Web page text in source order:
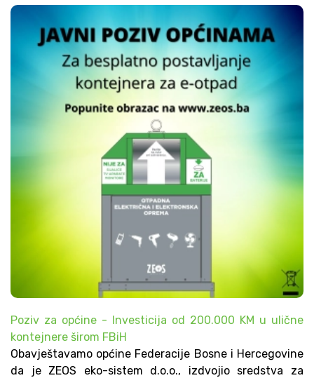
Poziv za općine - Investicija od 200.000 KM u ulične
kontejnere širom FBiH
Obavještavamo općine Federacije Bosne i Hercegovine
da je ZEOS eko-sistem d.o.o., izdvojio sredstva za